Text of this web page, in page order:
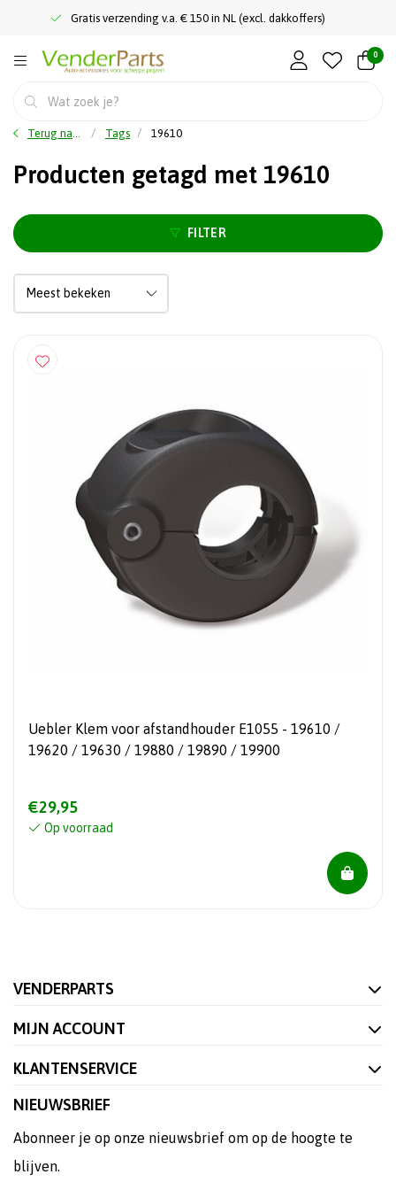
Gratis verzending v.a. € 150 in NL (excl. dakkoffers)
0
Terug naar home Tags 19610
Producten getagd met 19610
FILTER
Uebler Klem voor afstandhouder E1055 - 19610 /
19620 / 19630 / 19880 / 19890 / 19900
€29,95
Op voorraad
VENDERPARTS
MIJN ACCOUNT
KLANTENSERVICE
NIEUWSBRIEF
Abonneer je op onze nieuwsbrief om op de hoogte te
blijven.